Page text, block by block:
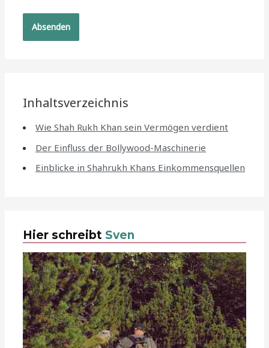
Inhaltsverzeichnis
Wie Shah Rukh Khan sein Vermögen verdient
Der Einfluss der Bollywood-Maschinerie
Einblicke in Shahrukh Khans Einkommensquellen
Hier schreibt Sven